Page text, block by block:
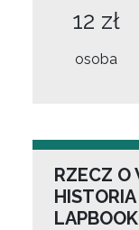
12 zł
osoba
RZECZ O